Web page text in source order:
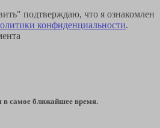
подтверждаю, что я ознакомлен
конфиденциальности.
самое ближайшее время.